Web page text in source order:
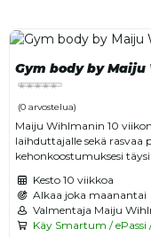
Gym body by
(0 arvostelua)
Maiju Wihlmanin 10
laihduttajalle sekä rasvaa
kehonkoostumuksesi
Kesto 10 viikkoa
Alkaa joka maanantai
Valmentaja Maiju
Käy Smartum / ePassi